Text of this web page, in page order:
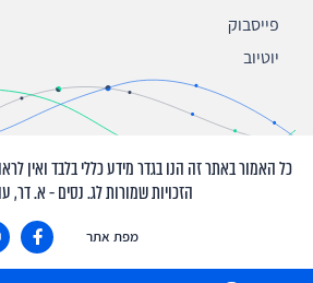
פייסבוק
יוטיוב
כל האמור באתר זה הנו בגדר מידע כללי בלבד ואין
הזכויות שמורות לג. נסים - א. דר,
מפת אתר